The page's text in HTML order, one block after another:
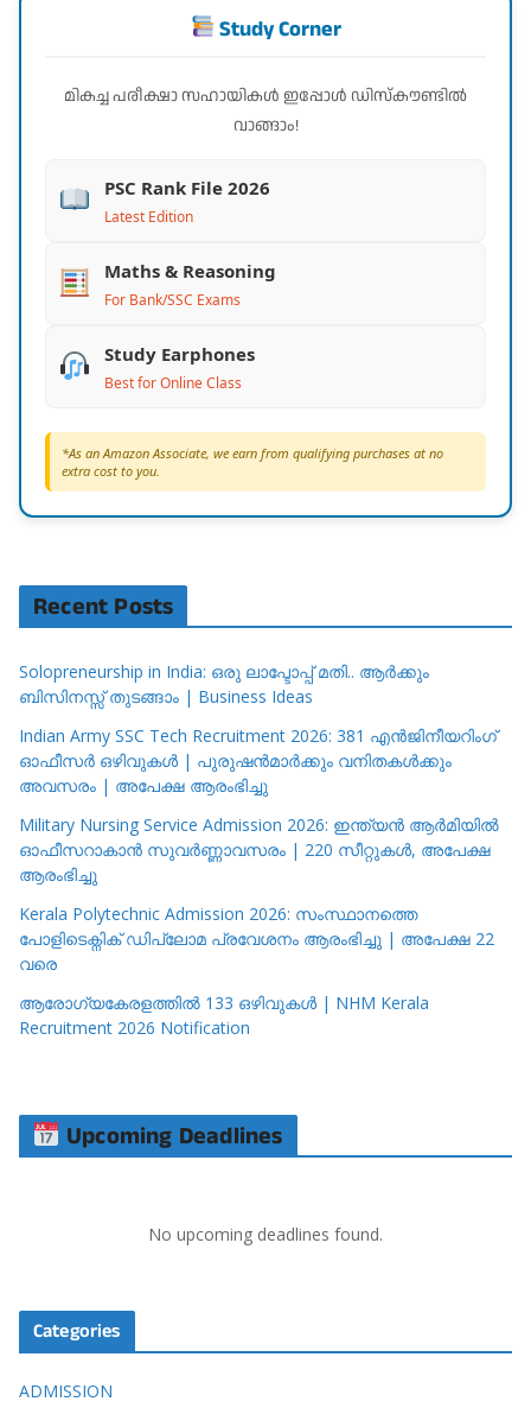
Study Corner
മികച്ച പരീക്ഷാ സഹായികൾ ഇപ്പോൾ ഡിസ്കൗണ്ടിൽ
വാങ്ങാം!
PSC Rank File 2026
Latest Edition
Maths & Reasoning
For Bank/SSC Exams
Study Earphones
Best for Online Class
*As an Amazon Associate, we earn from qualifying purchases at no
extra cost to you.
Recent Posts
Solopreneurship in India: ഒരു ലാപ്ടോപ്പ് മതി.. ആർക്കും
ബിസിനസ്സ് തുടങ്ങാം | Business Ideas
Indian Army SSC Tech Recruitment 2026: 381 എൻജിനീയറിംഗ്
ഓഫീസർ ഒഴിവുകൾ | പുരുഷൻമാർക്കും വനിതകൾക്കും
അവസരം | അപേക്ഷ ആരംഭിച്ചു
Military Nursing Service Admission 2026: ഇന്ത്യൻ ആർമിയിൽ
ഓഫീസറാകാൻ സുവർണ്ണാവസരം | 220 സീറ്റുകൾ, അപേക്ഷ
ആരംഭിച്ചു
Kerala Polytechnic Admission 2026: സംസ്ഥാനത്തെ
പോളിടെക്നിക് ഡിപ്ലോമ പ്രവേശനം ആരംഭിച്ചു | അപേക്ഷ 22
വരെ
ആരോഗ്യകേരളത്തിൽ 133 ഒഴിവുകൾ | NHM Kerala
Recruitment 2026 Notification
Upcoming Deadlines
No upcoming deadlines found.
Categories
ADMISSION